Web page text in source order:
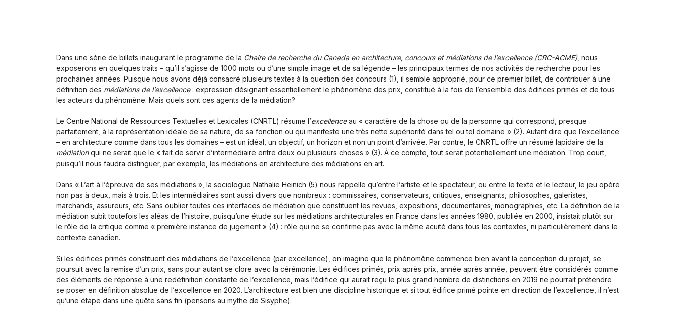
Dans une série de billets inaugurant le programme de la Chaire de recherche du Canada en architecture, concours et médiations de l’excellence (CRC-ACME), nous
exposerons en quelques traits – qu’il s’agisse de 1000 mots ou d’une simple image et de sa légende – les principaux termes de nos activités de recherche pour les
prochaines années. Puisque nous avons déjà consacré plusieurs textes à la question des concours (1), il semble approprié, pour ce premier billet, de contribuer à une
définition des médiations de l’excellence: expression désignant essentiellement le phénomène des prix, constitué à la fois de l’ensemble des édifices primés et de tous
les acteurs du phénomène. Mais quels sont ces agents de la médiation?
Le Centre National de Ressources Textuelles et Lexicales (CNRTL) résume l’excellenceau « caractère de la chose ou de la personne qui correspond, presque
parfaitement, à la représentation idéale de sa nature, de sa fonction ou qui manifeste une très nette supériorité dans tel ou tel domaine » (2). Autant dire que l’excellence
– en architecture comme dans tous les domaines – est un idéal, un objectif, un horizon et non un point d’arrivée. Par contre, le CNRTL offre un résumé lapidaire de la
médiationqui ne serait que le « fait de servir d’intermédiaire entre deux ou plusieurs choses » (3). À ce compte, tout serait potentiellement une médiation. Trop court,
puisqu’il nous faudra distinguer, par exemple, les médiations en architecture des médiations en art.
Dans « L’art à l’épreuve de ses médiations », la sociologue Nathalie Heinich (5) nous rappelle qu’entre l’artiste et le spectateur, ou entre le texte et le lecteur, le jeu opère
non pas à deux, mais à trois. Et les intermédiaires sont aussi divers que nombreux : commissaires, conservateurs, critiques, enseignants, philosophes, galeristes,
marchands, assureurs, etc. Sans oublier toutes ces interfaces de médiation que constituent les revues, expositions, documentaires, monographies, etc. La définition de la
médiation subit toutefois les aléas de l’histoire, puisqu’une étude sur les médiations architecturales en France dans les années 1980, publiée en 2000, insistait plutôt sur
le rôle de la critique comme « première instance de jugement » (4) : rôle qui ne se confirme pas avec la même acuité dans tous les contextes, ni particulièrement dans le
contexte canadien.
Si les édifices primés constituent des médiations de l’excellence (par excellence), on imagine que le phénomène commence bien avant la conception du projet, se
poursuit avec la remise d’un prix, sans pour autant se clore avec la cérémonie. Les édifices primés, prix après prix, année après année, peuvent être considérés comme
des éléments de réponse à une redéfinition constante de l’excellence, mais l’édifice qui aurait reçu le plus grand nombre de distinctions en 2019 ne pourrait prétendre
se poser en définition absolue de l’excellence en 2020. L’architecture est bien une discipline historique et si tout édifice primé pointe en direction de l’excellence, il n’est
qu’une étape dans une quête sans fin (pensons au mythe de Sisyphe).